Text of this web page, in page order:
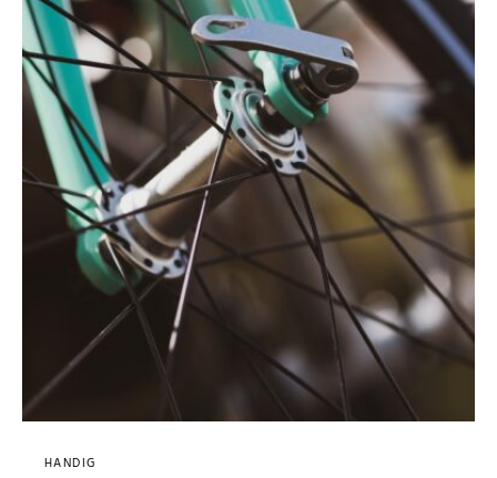
HANDIG